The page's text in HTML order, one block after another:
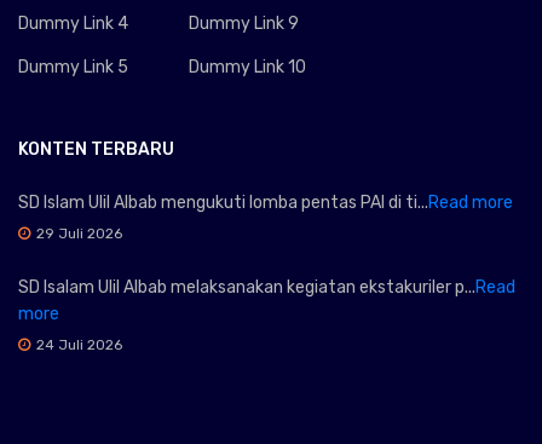
Dummy Link 4
Dummy Link 5
Dummy Link 9
Dummy Link 10
KONTEN TERBARU
SD Islam Ulil Albab mengukuti lomba pentas PAI di ti...Read more
29 Juli 2026
SD Isalam Ulil Albab melaksanakan kegiatan ekstakuriler p...Read
more
24 Juli 2026